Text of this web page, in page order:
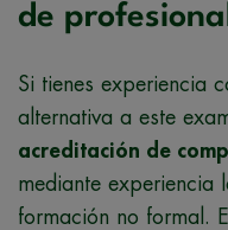
de
Si tienes experiencia
alternativa a este
acreditación de
mediante experiencia
formación no formal.